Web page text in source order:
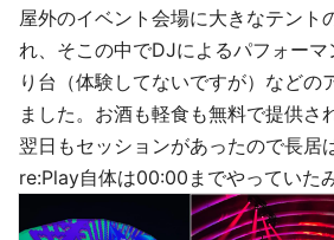
屋外のイベント会場に大きなテント
れ、そこの中でDJによるパフォー
り台（体験してないですが）などの
ました。お酒も軽食も無料で提供さ
翌日もセッションがあったので長居
re:Play自体は00:00までやっていた